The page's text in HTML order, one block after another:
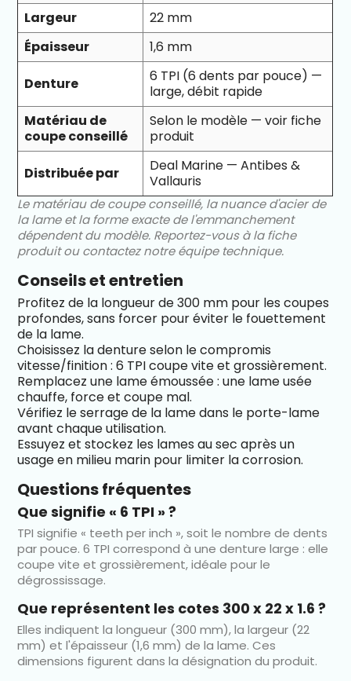
Largeur
22 mm
Épaisseur
1,6 mm
Denture
6 TPI (6 dents par pouce) —
large, débit rapide
Matériau de
coupe conseillé
Selon le modèle — voir fiche
produit
Distribuée par
Deal Marine — Antibes &
Vallauris
Le matériau de coupe conseillé, la nuance d'acier de
la lame et la forme exacte de l'emmanchement
dépendent du modèle. Reportez-vous à la fiche
produit ou contactez notre équipe technique.
Conseils et entretien
Profitez de la longueur de 300 mm pour les coupes
profondes, sans forcer pour éviter le fouettement
de la lame.
Choisissez la denture selon le compromis
vitesse/finition : 6 TPI coupe vite et grossièrement.
Remplacez une lame émoussée : une lame usée
chauffe, force et coupe mal.
Vérifiez le serrage de la lame dans le porte-lame
avant chaque utilisation.
Essuyez et stockez les lames au sec après un
usage en milieu marin pour limiter la corrosion.
Questions fréquentes
Que signifie « 6 TPI » ?
TPI signifie « teeth per inch », soit le nombre de dents
par pouce. 6 TPI correspond à une denture large : elle
coupe vite et grossièrement, idéale pour le
dégrossissage.
Que représentent les cotes 300 x 22 x 1.6 ?
Elles indiquent la longueur (300 mm), la largeur (22
mm) et l'épaisseur (1,6 mm) de la lame. Ces
dimensions figurent dans la désignation du produit.